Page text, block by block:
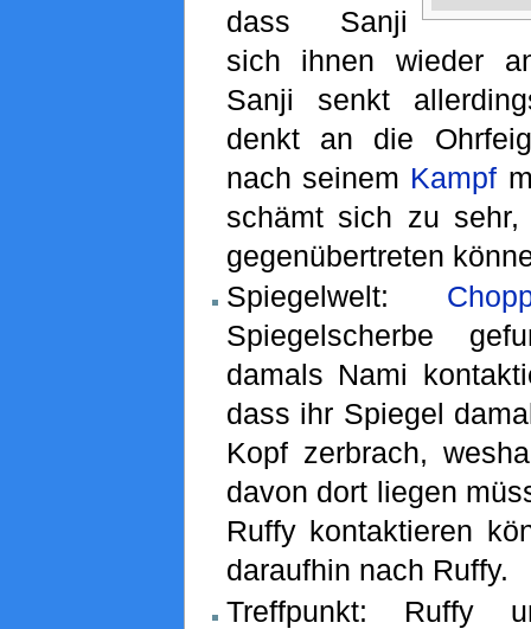
dass Sanji
sich ihnen wieder
Sanji senkt
denkt an die
nach seinem Kampf
schämt sich zu
gegenübertreten
Spiegelwelt:
Spiegelscherbe
damals Nami
dass ihr Spiegel
Kopf zerbrach,
davon dort liegen
Ruffy kontaktieren
daraufhin nach Ruffy.
Treffpunkt: Ruffy